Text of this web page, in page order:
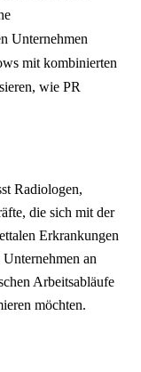
Unternehmen
mit kombinierten
wie PR
Radiologen,
die sich mit der
Erkrankungen
an
Arbeitsabläufe
möchten.